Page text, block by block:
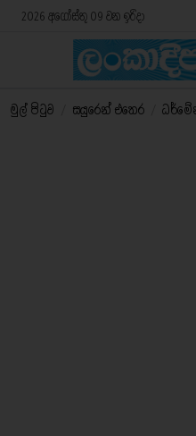
2026 අගෝස්තු 09 වන ඉරිදා
මුල් පිටුව සයුරෙන් එතෙර